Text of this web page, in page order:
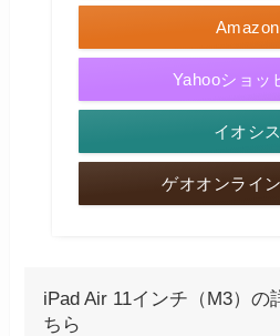
Amazon
Yahooショッ
イオシス
ゲオオンライ
iPad Air 11インチ（M3）の
ちら